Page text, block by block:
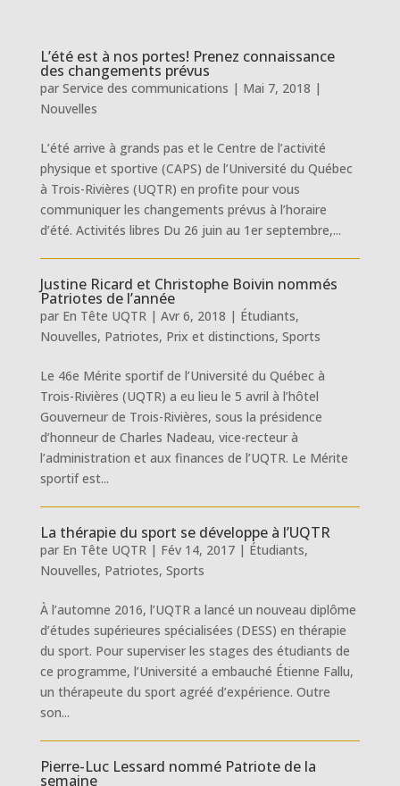
L’été est à nos portes! Prenez connaissance
des changements prévus
par Service des communications | Mai 7, 2018 |
Nouvelles
L’été arrive à grands pas et le Centre de l’activité
physique et sportive (CAPS) de l’Université du Québec
à Trois-Rivières (UQTR) en profite pour vous
communiquer les changements prévus à l’horaire
d’été. Activités libres Du 26 juin au 1er septembre,...
Justine Ricard et Christophe Boivin nommés
Patriotes de l’année
par En Tête UQTR| Avr 6, 2018 | Étudiants,
Nouvelles, Patriotes, Prix et distinctions, Sports
Le 46e Mérite sportif de l’Université du Québec à
Trois-Rivières (UQTR) a eu lieu le 5 avril à l’hôtel
Gouverneur de Trois-Rivières, sous la présidence
d’honneur de Charles Nadeau, vice-recteur à
l’administration et aux finances de l’UQTR. Le Mérite
sportif est...
La thérapie du sport se développe à l’UQTR
par En Tête UQTR| Fév 14, 2017| Étudiants,
Nouvelles, Patriotes, Sports
À l’automne 2016, l’UQTR a lancé un nouveau diplôme
d’études supérieures spécialisées (DESS) en thérapie
du sport. Pour superviser les stages des étudiants de
ce programme, l’Université a embauché Étienne Fallu,
un thérapeute du sport agréé d’expérience. Outre
son...
Pierre-Luc Lessard nommé Patriote de la
semaine